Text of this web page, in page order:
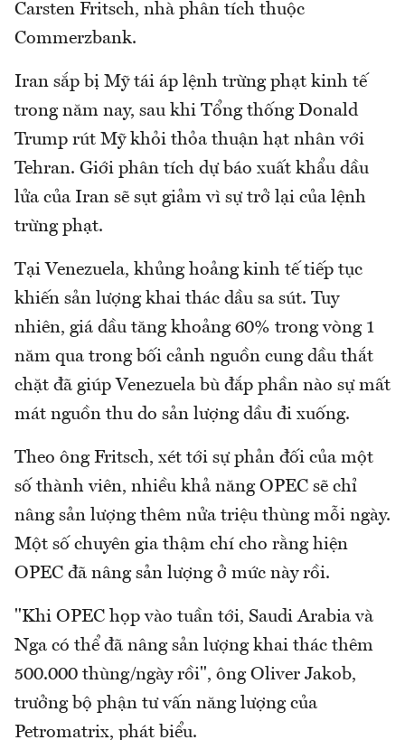
Carsten Fritsch, nhà phân tích thuộc
Commerzbank.
Iran sắp bị Mỹ tái áp lệnh trừng phạt kinh tế
trong năm nay, sau khi Tổng thống Donald
Trump rút Mỹ khỏi thỏa thuận hạt nhân với
Tehran. Giới phân tích dự báo xuất khẩu dầu
lửa của Iran sẽ sụt giảm vì sự trở lại của lệnh
trừng phạt.
Tại Venezuela, khủng hoảng kinh tế tiếp tục
khiến sản lượng khai thác dầu sa sút. Tuy
nhiên, giá dầu tăng khoảng 60% trong vòng 1
năm qua trong bối cảnh nguồn cung dầu thắt
chặt đã giúp Venezuela bù đắp phần nào sự mất
mát nguồn thu do sản lượng dầu đi xuống.
Theo ông Fritsch, xét tới sự phản đối của một
số thành viên, nhiều khả năng OPEC sẽ chỉ
nâng sản lượng thêm nửa triệu thùng mỗi ngày.
Một số chuyên gia thậm chí cho rằng hiện
OPEC đã nâng sản lượng ở mức này rồi.
"Khi OPEC họp vào tuần tới, Saudi Arabia và
Nga có thể đã nâng sản lượng khai thác thêm
500.000 thùng/ngày rồi", ông Oliver Jakob,
trưởng bộ phận tư vấn năng lượng của
Petromatrix, phát biểu.